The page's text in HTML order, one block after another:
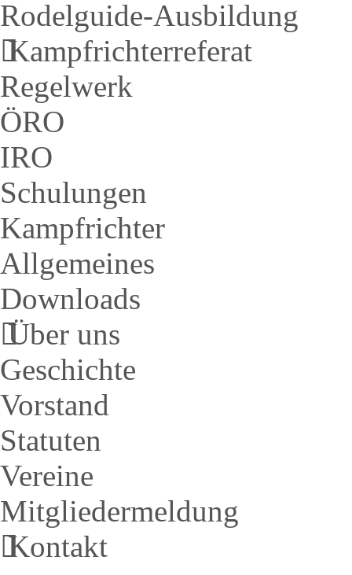
Rodelguide-Ausbildung
Kampfrichterreferat
Regelwerk
ÖRO
IRO
Schulungen
Kampfrichter
Allgemeines
Downloads
Über uns
Geschichte
Vorstand
Statuten
Vereine
Mitgliedermeldung
Kontakt